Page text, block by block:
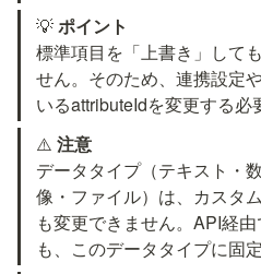
💡 ポイント
標準項目を「上書き」して
せん。そのため、連携設定
いるattributeIdを変更する必
⚠️ 注意
データタイプ（テキスト・
像・ファイル）は、カスタ
も変更できません。API経
も、このデータタイプに固